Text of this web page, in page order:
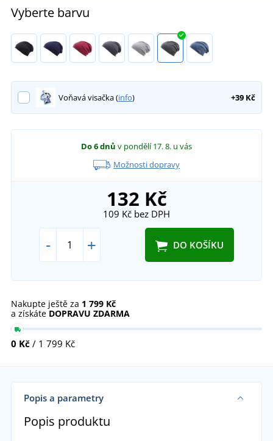
Vyberte barvu
Voňavá visačka (info) +39 Kč
Do 6 dnů v pondělí 17. 8. u vás
Možnosti dopravy
132 Kč
109 Kč bez DPH
- + DO KOŠÍKU
Nakupte ještě za 1 799 Kč
a získáte DOPRAVU ZDARMA
0 Kč / 1 799 Kč
Popis a parametry
Popis produktu